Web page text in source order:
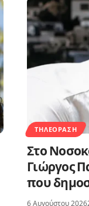
ΤΗΛΕΌΡΑΣΗ
Στο
Γιώργος
που
6 Αυγούστου 2026